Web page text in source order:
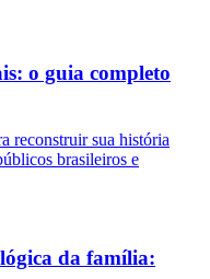
o guia completo
reconstruir sua história
brasileiros e
da família: